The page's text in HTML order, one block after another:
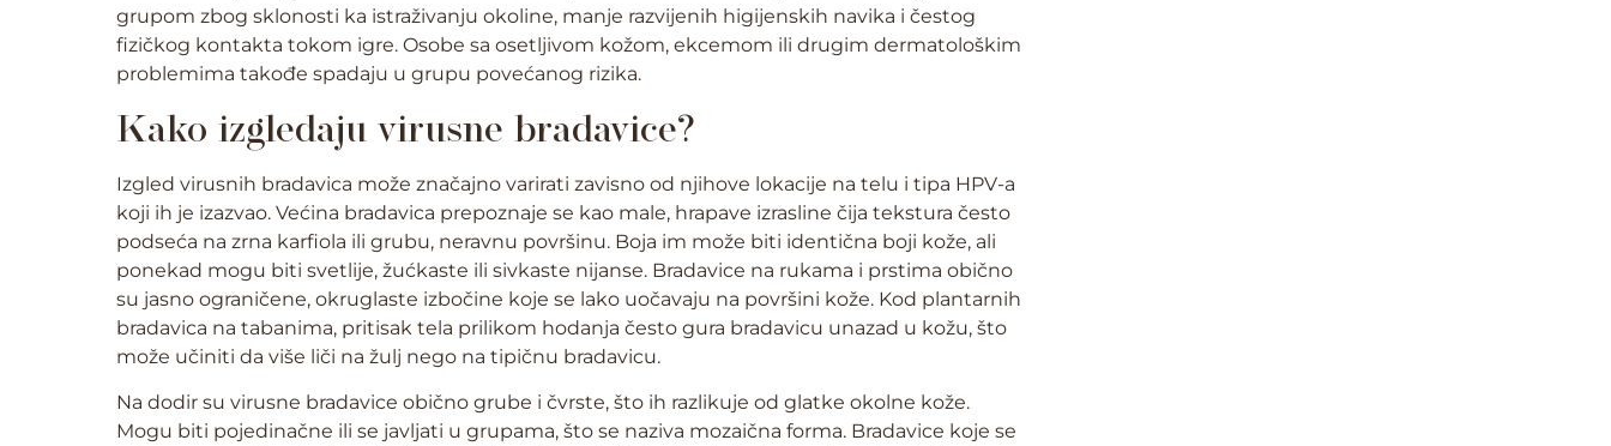
grupom zbog sklonosti ka istraživanju okoline, manje razvijenih higijenskih navika i čestog
fizičkog kontakta tokom igre. Osobe sa osetljivom kožom, ekcemom ili drugim dermatološkim
problemima takođe spadaju u grupu povećanog rizika.
Kako izgledaju virusne bradavice?
Izgled virusnih bradavica može značajno varirati zavisno od njihove lokacije na telu i tipa HPV-a
koji ih je izazvao. Većina bradavica prepoznaje se kao male, hrapave izrasline čija tekstura često
podseća na zrna karfiola ili grubu, neravnu površinu. Boja im može biti identična boji kože, ali
ponekad mogu biti svetlije, žućkaste ili sivkaste nijanse. Bradavice na rukama i prstima obično
su jasno ograničene, okruglaste izbočine koje se lako uočavaju na površini kože. Kod plantarnih
bradavica na tabanima, pritisak tela prilikom hodanja često gura bradavicu unazad u kožu, što
može učiniti da više liči na žulj nego na tipičnu bradavicu.
Na dodir su virusne bradavice obično grube i čvrste, što ih razlikuje od glatke okolne kože.
Mogu biti pojedinačne ili se javljati u grupama, što se naziva mozaična forma. Bradavice koje se